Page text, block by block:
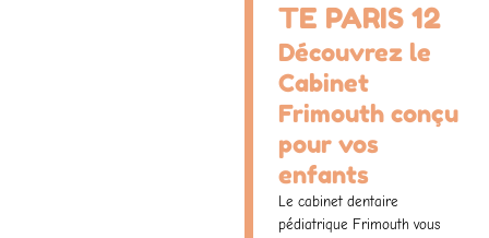
TE PARIS 12
Découvrez le
Cabinet
Frimouth conçu
pour vos
enfants
Le cabinet dentaire
pédiatrique Frimouth vous